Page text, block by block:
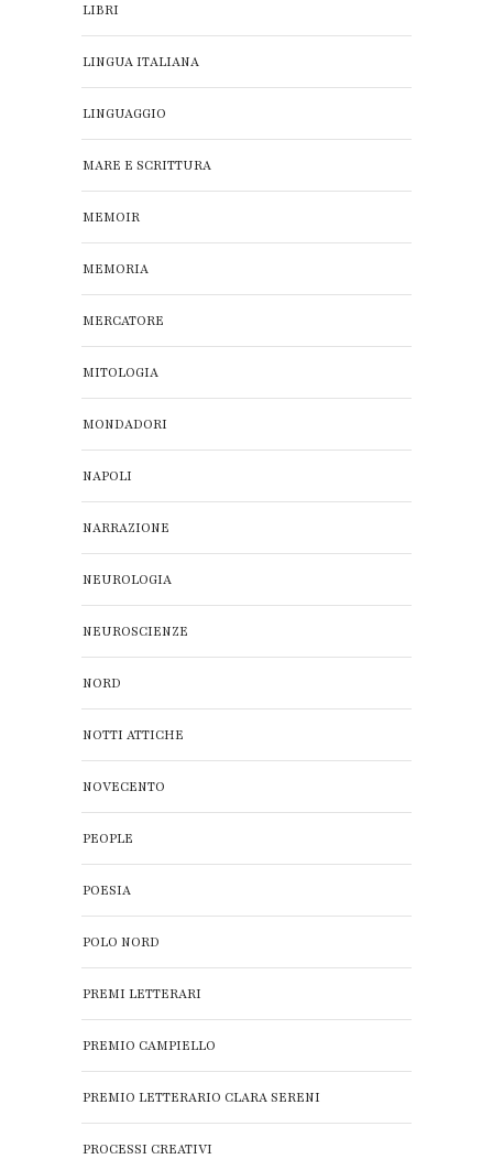
LIBRI
LINGUA ITALIANA
LINGUAGGIO
MARE E SCRITTURA
MEMOIR
MEMORIA
MERCATORE
MITOLOGIA
MONDADORI
NAPOLI
NARRAZIONE
NEUROLOGIA
NEUROSCIENZE
NORD
NOTTI ATTICHE
NOVECENTO
PEOPLE
POESIA
POLO NORD
PREMI LETTERARI
PREMIO CAMPIELLO
PREMIO LETTERARIO CLARA SERENI
PROCESSI CREATIVI